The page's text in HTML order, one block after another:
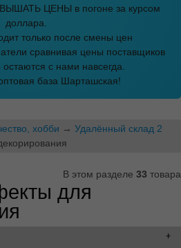
ЦЕНЫ в погоне за курсом
доллара.
только после смены цен
сравнивая цены поставщиков
с нами навсегда.
база Шарташская!
хобби → Удалённый склад 2
В этом разделе 33 товара
для